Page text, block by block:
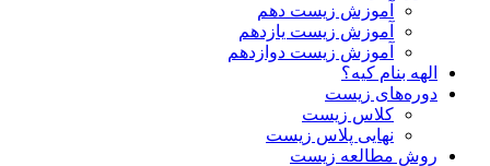
آموزش زیست دهم
آموزش زیست یازدهم
آموزش زیست دوازدهم
الهه بنام کیه؟
دوره‌های زیست
کلاس زیست
نهایی پلاس زیست
روش مطالعه زیست